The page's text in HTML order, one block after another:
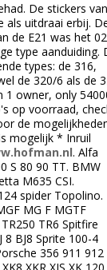
De stickers van
als uitdraai erbij.
de E21 was het 02
type aanduiding.
types: de 316,
de 320/6 als de
1 owner, only
op voorraad,
de
mogelijk * Inruil
. Alfa
S 80 90 TT. BMW
M635 CSI.
spider Topolino.
MG F MGTF
TR6 Spitfire
8 BJ8 Sprite 100-4
356 911 912